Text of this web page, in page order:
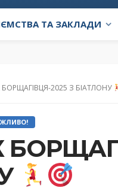
ТА ЗАКЛАДИ
2025 З БІАТЛОНУ